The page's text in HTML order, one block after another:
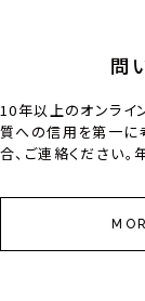
問
10年以上のオンライ
質への信用を第一に
合、ご連絡ください。